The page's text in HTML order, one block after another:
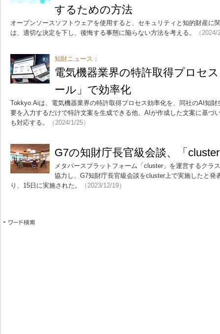
するための方法
オープンソースソフトウェアを使用すると、セキュリティと知的財産に
は、適切な決定を下し、後悔する事態に陥らない方法を考える。
（
知財ニュース：
電気機器業界の特許取得プロセ
ール」で効率化
Tokkyo.Aiは、電気機器業界の特許取得プロセス効率化を、同社のAI知
要を入力するだけで特許文案を生成できる他、AIが作成した文案に基づ
も対応する。
（2024/1/25）
G7の知財庁長官級会談、「
メタバースプラットフォーム「cluster」を運営するクラ
協力し、G7知財庁長官級会談をcluster上で実施したと発
り、15日に実施された。
（2023/12/19）